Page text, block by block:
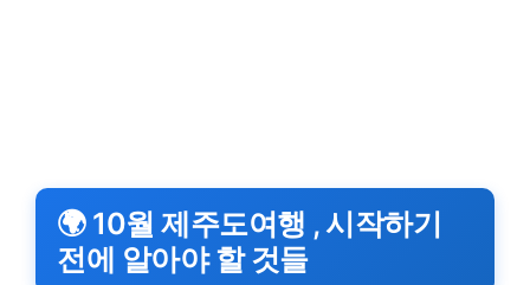
🌍 10월 제주도여행 , 시작하기
전에 알아야 할 것들